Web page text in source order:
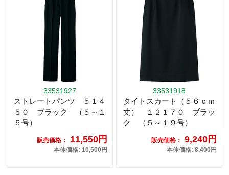
33531927
ストレートパンツ ５１４
５０ ブラック （５～１
５号）
販売価格： 11,550円
本体価格: 10,500円
33531918
タイトスカート（５６ｃｍ
丈） １２１７０ ブラッ
ク （５～１９号）
販売価格： 9,240円
本体価格: 8,400円